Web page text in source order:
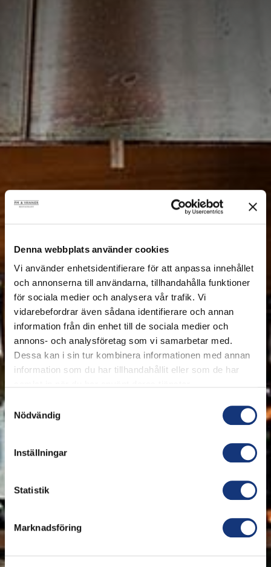
Denna webbplats använder cookies
Vi använder enhetsidentifierare för att anpassa innehållet
och annonserna till användarna, tillhandahålla funktioner
för sociala medier och analysera vår trafik. Vi
vidarebefordrar även sådana identifierare och annan
information från din enhet till de sociala medier och
annons- och analysföretag som vi samarbetar med.
Dessa kan i sin tur kombinera informationen med annan
information som du har tillhandahållit eller som de har
Samtyckesval
Nödvändig
Inställningar
Statistik
Marknadsföring